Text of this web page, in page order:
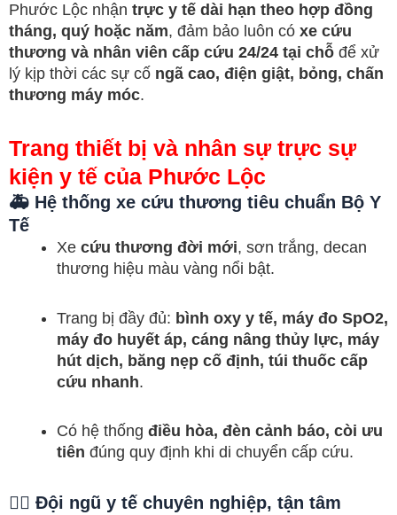
Phước Lộc nhận trực y tế dài hạn theo hợp đồng
tháng, quý hoặc năm, đảm bảo luôn có xe cứu
thương và nhân viên cấp cứu 24/24 tại chỗ để xử
lý kịp thời các sự cố ngã cao, điện giật, bỏng, chấn
thương máy móc.
Trang thiết bị và nhân sự trực sự
kiện y tế của Phước Lộc
🚑 Hệ thống xe cứu thương tiêu chuẩn Bộ Y
Tế
Xe cứu thương đời mới, sơn trắng, decan
thương hiệu màu vàng nổi bật.
Trang bị đầy đủ: bình oxy y tế, máy đo SpO2,
máy đo huyết áp, cáng nâng thủy lực, máy
hút dịch, băng nẹp cố định, túi thuốc cấp
cứu nhanh.
Có hệ thống điều hòa, đèn cảnh báo, còi ưu
tiên đúng quy định khi di chuyển cấp cứu.
👨‍⚕️ Đội ngũ y tế chuyên nghiệp, tận tâm